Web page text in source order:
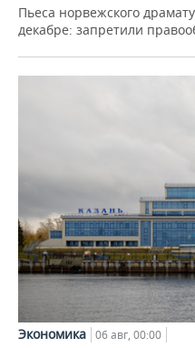
Пьеса норвежского
декабре: запретили
Экономика 06 авг, 00:00